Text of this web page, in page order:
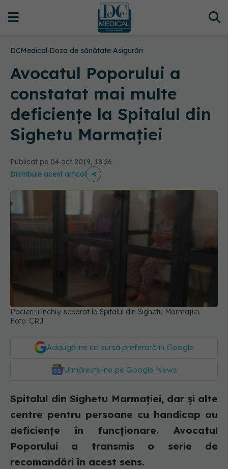
DCMedical›Doza de sănătate›Asigurări
Avocatul Poporului a
constatat mai multe
deficiențe la Spitalul din
Sighetu Marmației
Publicat pe 04 oct 2019, 18:26
Distribuie acest articol
Pacienții închiși separat la Spitalul din Sighetu Marmației.
Foto: CRJ
Adaugă-ne ca sursă preferată în Google
Urmărește-ne pe Google News
Spitalul din Sighetu Marmației, dar și alte
centre pentru persoane cu handicap au
deficiențe în funcționare. Avocatul
Poporului a transmis o serie de
recomandări în acest sens.